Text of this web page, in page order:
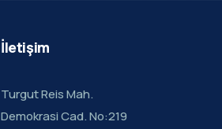
İletişim
Turgut Reis Mah.
Demokrasi Cad. No:219